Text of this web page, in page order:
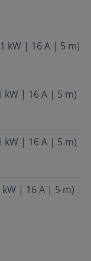
kW | 16 A | 5 m)
kW | 16 A | 5 m)
kW | 16 A | 5 m)
kW | 16 A | 5 m)